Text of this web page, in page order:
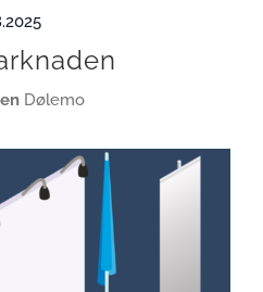
Dølemo